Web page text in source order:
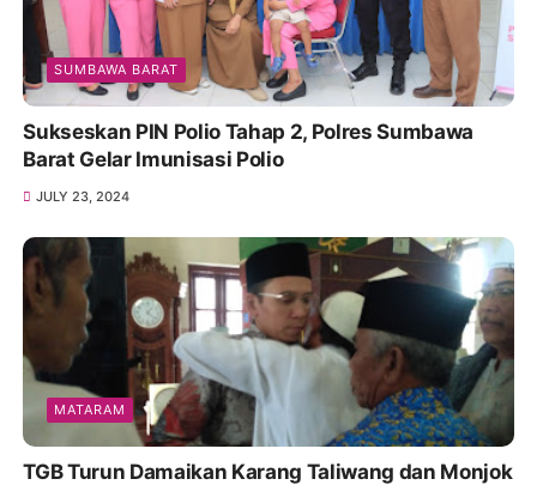
SUMBAWA BARAT
Sukseskan PIN Polio Tahap 2, Polres Sumbawa
Barat Gelar Imunisasi Polio
JULY 23, 2024
MATARAM
TGB Turun Damaikan Karang Taliwang dan Monjok